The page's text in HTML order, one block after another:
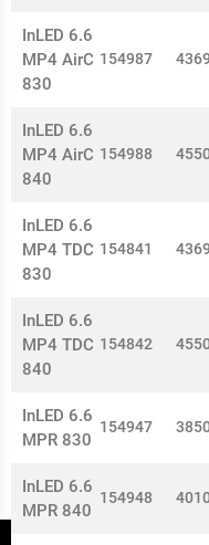
InLED 6.6
MP4 AirC
830
154987 4369
InLED 6.6
MP4 AirC
840
154988
InLED 6.6
MP4 TDC
830
154841 4369
InLED 6.6
MP4 TDC
840
154842
InLED 6.6
MPR 830
154947
InLED 6.6
MPR 840
154948